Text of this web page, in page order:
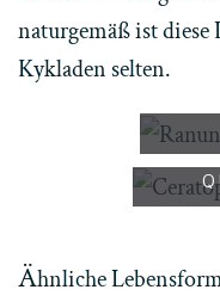
naturgemäß ist
Kykladen selten.
IN
Ähnliche